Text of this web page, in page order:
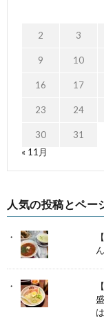
2 3
9 10
16 17
23 24
30
31
« 11月
人気の投稿とペー